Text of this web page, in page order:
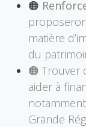
🟠
matière
du
🟠 Trouver
aider à
Grande